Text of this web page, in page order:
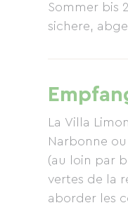
Sommer bis
sichere,
idyllischen
und Englisch.
La Villa
Narbonne
(au loin par
vertes de la
aborder les